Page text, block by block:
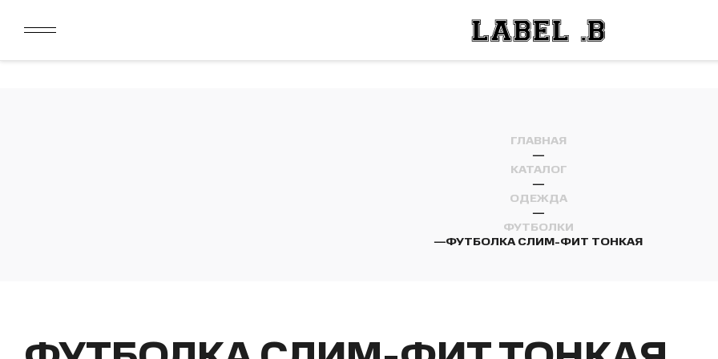
ДАРИМ 2000 БОНУСОВ ЗА СКАЧИВАНИЕ КАРТЫ ЛОЯЛЬНОСТИ
ГЛАВНАЯ
—
КАТАЛОГ
—
ОДЕЖДА
—
ФУТБОЛКИ
—ФУТБОЛКА СЛИМ-ФИТ ТОНКАЯ